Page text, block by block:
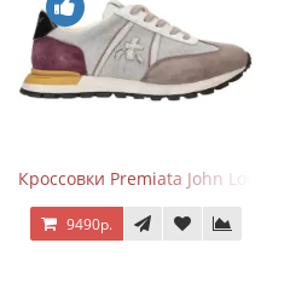
Кроссовки Premiata John Low
9490р.